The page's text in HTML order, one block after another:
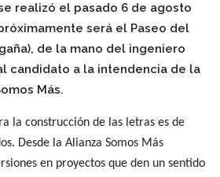
realizó el pasado 6 de agosto
será el Paseo del
de la mano del ingeniero
candidato a la intendencia de la
Más.
la construcción de las letras es de
Desde la Alianza Somos Más
en proyectos que den un sentido